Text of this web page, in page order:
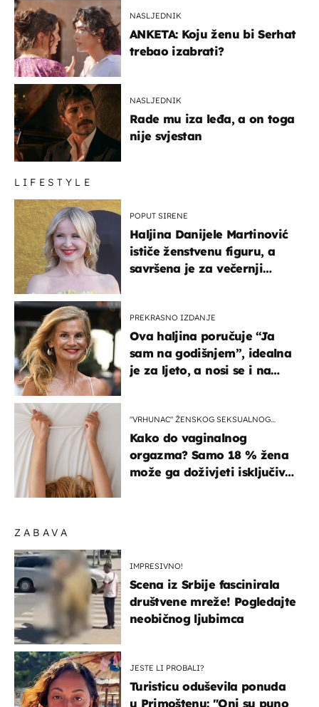
ZABAVA
IMPRESIVNO!
Scena iz Srbije fascinirala
društvene mreže! Pogledajte
neobičnog ljubimca
JESTE LI PROBALI?
Turisticu oduševila ponuda
u Primoštenu: "Oni su puno
NASLJEDNIK
ANKETA: Koju ženu bi Serhat
trebao izabrati?
NASLJEDNIK
Rade mu iza leđa, a on toga
nije svjestan
LIFESTYLE
POPUT SIRENE
Haljina Danijele Martinović
ističe ženstvenu figuru, a
savršena je za večernji
PREKRASNO IZDANJE
Ova haljina poručuje “Ja
sam na godišnjem”, idealna
je za ljeto, a nosi se i na
"VRHUNAC" ŽENSKOG SEKSUALNOG
Kako do vaginalnog
orgazma? Samo 18 % žena
može ga doživjeti isključivo